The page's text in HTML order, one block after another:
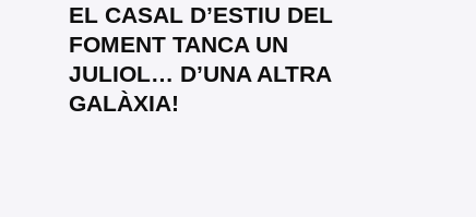
EL CASAL D’ESTIU DEL
FOMENT TANCA UN
JULIOL… D’UNA ALTRA
GALÀXIA!